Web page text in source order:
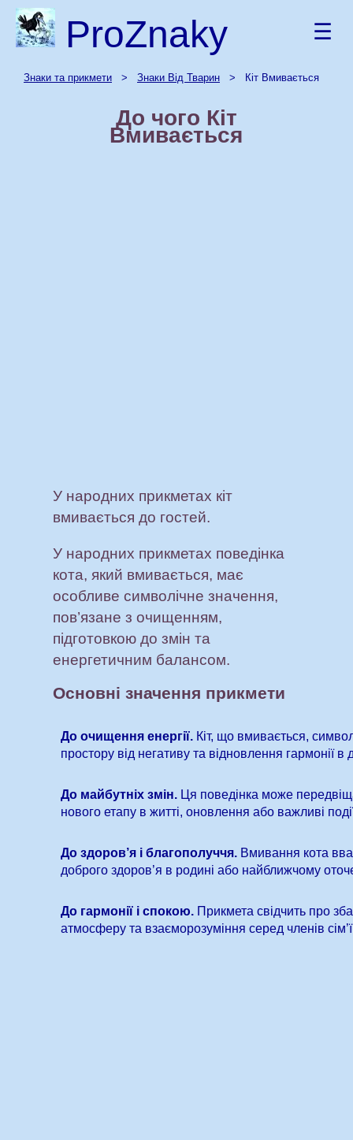
ProZnaky ☰
Знаки та прикмети > Знаки Від Тварин > Кіт Вмивається
До чого Кіт
Вмивається
У народних прикметах кіт
вмивається до гостей.
У народних прикметах поведінка
кота, який вмивається, має
особливе символічне значення,
пов’язане з очищенням,
підготовкою до змін та
енергетичним балансом.
Основні значення прикмети
До очищення енергії. Кіт, що вмивається,
простору від негативу та відновлення гармонії в
До майбутніх змін. Ця поведінка може
нового етапу в житті, оновлення або важливі
До здоров’я і благополуччя. Вмивання кота
доброго здоров’я в родині або найближчому
До гармонії і спокою. Прикмета свідчить про
атмосферу та взаєморозуміння серед членів